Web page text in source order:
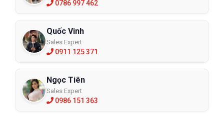
0786 997 462
Quốc Vinh
Sales Expert
0911 125 371
Ngọc Tiên
Sales Expert
0986 151 363